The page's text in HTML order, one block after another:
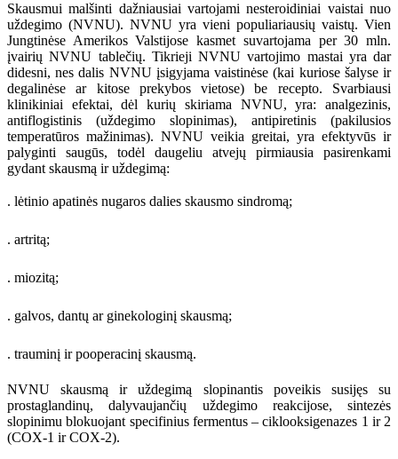
Skausmui malšinti dažniausiai vartojami nesteroidiniai vaistai nuo
uždegimo (NVNU). NVNU yra vieni populiariausių vaistų. Vien
Jungtinėse Amerikos Valstijose kasmet suvartojama per 30 mln.
įvairių NVNU tablečių. Tikrieji NVNU vartojimo mastai yra dar
didesni, nes dalis NVNU įsigyjama vaistinėse (kai kuriose šalyse ir
degalinėse ar kitose prekybos vietose) be recepto. Svarbiausi
klinikiniai efektai, dėl kurių skiriama NVNU, yra: analgezinis,
antiflogistinis (uždegimo slopinimas), antipiretinis (pakilusios
temperatūros mažinimas). NVNU veikia greitai, yra efektyvūs ir
palyginti saugūs, todėl daugeliu atvejų pirmiausia pasirenkami
gydant skausmą ir uždegimą:
. lėtinio apatinės nugaros dalies skausmo sindromą;
. artritą;
. miozitą;
. galvos, dantų ar ginekologinį skausmą;
. trauminį ir pooperacinį skausmą.
NVNU skausmą ir uždegimą slopinantis poveikis susijęs su
prostaglandinų, dalyvaujančių uždegimo reakcijose, sintezės
slopinimu blokuojant specifinius fermentus – ciklooksigenazes 1 ir 2
(COX-1 ir COX-2).